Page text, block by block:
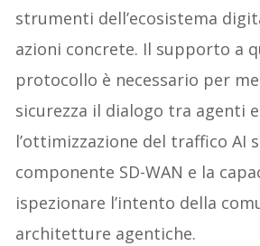
strumenti dell’ecosistema
azioni concrete. Il supporto a
protocollo è necessario per
sicurezza il dialogo tra agenti
l’ottimizzazione del traffico AI
componente SD-WAN e la
ispezionare l’intento della
architetture agentiche.